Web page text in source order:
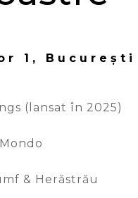
1, București
(lansat în 2025)
& Herăstrău